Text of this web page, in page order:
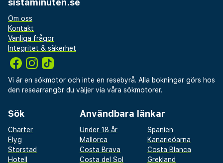
sistaminuten.se
Om oss
Kontakt
Vanliga frågor
Integritet & säkerhet
Vi är en sökmotor och inte en resebyrå. Alla bokningar görs hos
den researrangör du väljer via våra sökmotorer.
Sök
Charter
Flyg
Storstad
Hotell
Användbara länkar
Under 18 år
Spanien
Mallorca
Kanarieöarna
Costa Brava
Costa Blanca
Costa del Sol
Grekland